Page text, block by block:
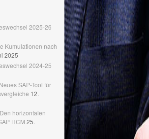
2025-26
Kumulationen nach
2025
2024-25
SAP-Tool für
12.
horizontalen
HCM 25.